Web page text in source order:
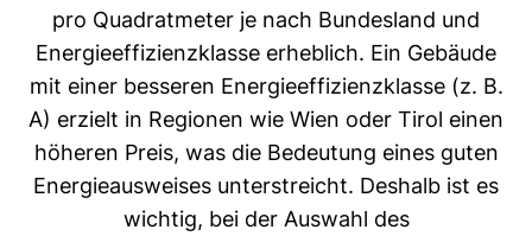
pro Quadratmeter je nach Bundesland und
Energieeffizienzklasse erheblich. Ein Gebäude
mit einer besseren Energieeffizienzklasse (z. B.
A) erzielt in Regionen wie Wien oder Tirol einen
höheren Preis, was die Bedeutung eines guten
Energieausweises unterstreicht. Deshalb ist es
wichtig, bei der Auswahl des